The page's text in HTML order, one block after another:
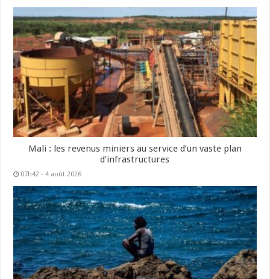
Mali : les revenus miniers au service d’un vaste plan
d’infrastructures
07h42 - 4 août 2026